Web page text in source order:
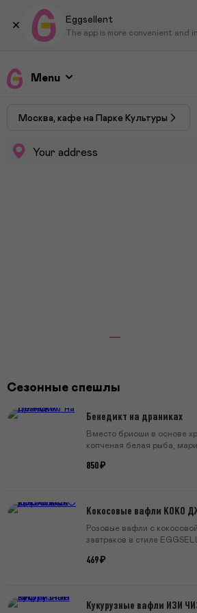
Eggsellent
The app is more convenient and
Menu
Москва, кафе на Парке Культуры
Your address
Доставка завтраков Eggsellent
Сезонные спешлы
Бенедикт на драниках
Вместо бриоши в основе
копченая белая рыба,
который мы сделали на
850 ₽
Кокосовые вафли КОКО
Розовые вафли с
завтраков в стиле
замороженные вафли без
469 ₽
Кукурузные вафли ИЗИ